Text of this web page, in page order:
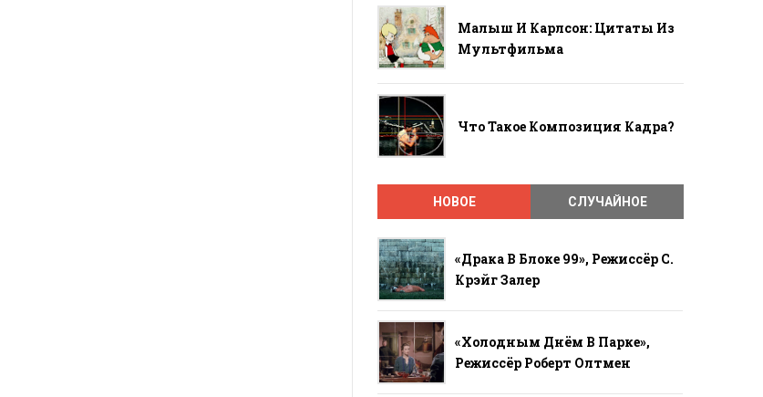
Малыш И Карлсон: Цитаты Из
Мультфильма
Что Такое Композиция Кадра?
НОВОЕ СЛУЧАЙНОЕ
«Драка В Блоке 99», Режиссёр С.
Крэйг Залер
«Холодным Днём В Парке»,
Режиссёр Роберт Олтмен